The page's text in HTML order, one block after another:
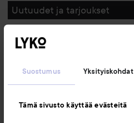
Suostumus Yksityiskohdat
Tämä sivusto käyttää evästeitä
Uutuudet ja tarjoukset
Seuraa meitä
Asiakaspalvelu
Tietoja